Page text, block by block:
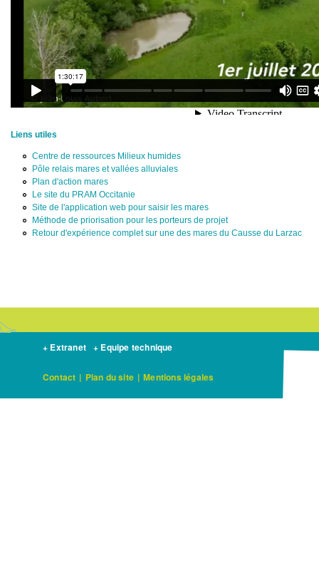
Liens utiles
Centre de ressources Milieux humides
Pôle relais mares et vallées alluviales
Plan d'action mares
Le site du PRAM Occitanie
Site de l'application web pour saisir les mares
Méthode de priorisation pour les porteurs de projet
Retour d'expérience complet sur une des mares du Causse du Larzac
+ Extranet + Equipe technique
Contact | Plan du site | Mentions légales